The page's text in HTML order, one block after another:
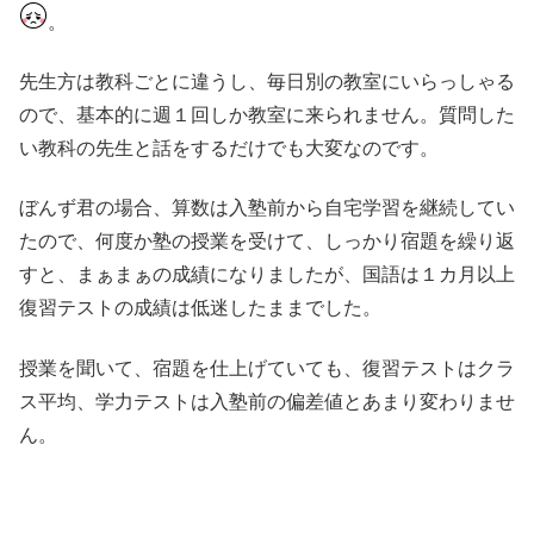
。
先生方は教科ごとに違うし、毎日別の教室にいらっしゃる
ので、基本的に週１回しか教室に来られません。質問した
い教科の先生と話をするだけでも大変なのです。
ぼんず君の場合、算数は入塾前から自宅学習を継続してい
たので、何度か塾の授業を受けて、しっかり宿題を繰り返
すと、まぁまぁの成績になりましたが、国語は１カ月以上
復習テストの成績は低迷したままでした。
授業を聞いて、宿題を仕上げていても、復習テストはクラ
ス平均、学力テストは入塾前の偏差値とあまり変わりませ
ん。